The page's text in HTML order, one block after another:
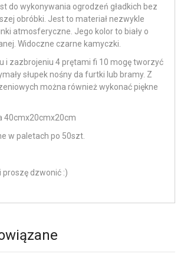
do wykonywania ogrodzeń gładkich bez
obróbki. Jest to materiał nezwykle
atmosferyczne. Jego kolor to biały o
Widoczne czarne kamyczki.
i zazbrojeniu 4 prętami fi 10 mogę tworzyć
słupek nośny da furtki lub bramy. Z
można również wykonać piękne
40cmx20cmx20cm
w paletach po 50szt.
dzwonić :)